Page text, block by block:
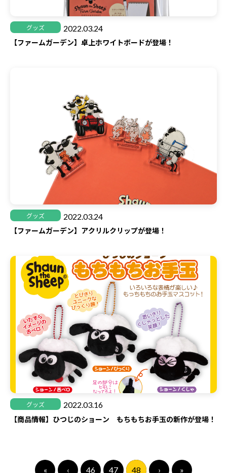
グッズ 2022.03.24
【ファームガーデン】卓上ホワイトボードが登場！
グッズ 2022.03.24
【ファームガーデン】アクリルクリップが登場！
グッズ 2022.03.16
【商品情報】ひつじのショーン もちもちお手玉の新作が登場！
« ‹ 46 47 48 › »